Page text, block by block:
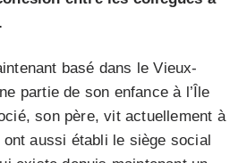
basé dans le Vieux-
partie de son enfance à l’Île
son père, vit actuellement à
aussi établi le siège social